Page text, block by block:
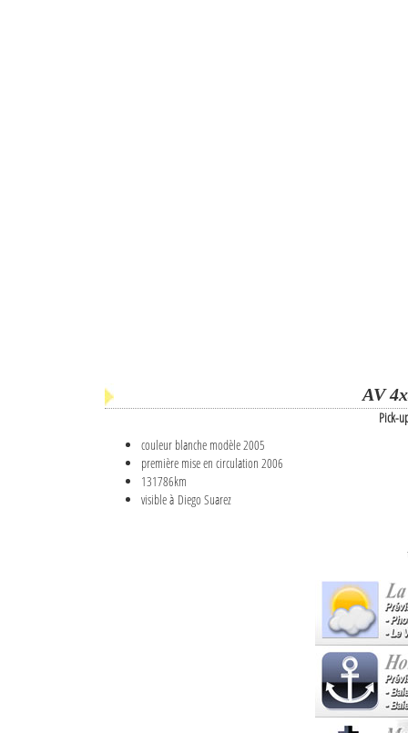
AV
Pick-
couleur blanche modèle 2005
première mise en circulation 2006
131786km
visible à Diego Suarez